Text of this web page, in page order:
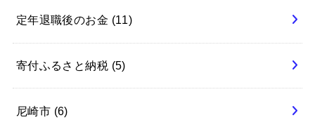
定年退職後のお金 (11)
寄付ふるさと納税 (5)
尼崎市 (6)